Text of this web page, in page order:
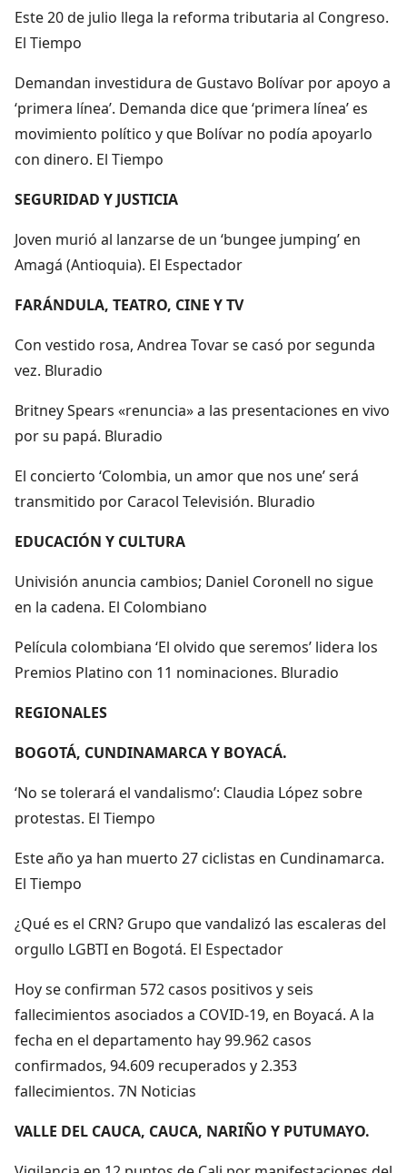
Este 20 de julio llega la reforma tributaria al Congreso.
El Tiempo
Demandan investidura de Gustavo Bolívar por apoyo a
‘primera línea’. Demanda dice que ‘primera línea’ es
movimiento político y que Bolívar no podía apoyarlo
con dinero. El Tiempo
SEGURIDAD Y JUSTICIA
Joven murió al lanzarse de un ‘bungee jumping’ en
Amagá (Antioquia). El Espectador
FARÁNDULA, TEATRO, CINE Y TV
Con vestido rosa, Andrea Tovar se casó por segunda
vez. Bluradio
Britney Spears «renuncia» a las presentaciones en vivo
por su papá. Bluradio
El concierto ‘Colombia, un amor que nos une’ será
transmitido por Caracol Televisión. Bluradio
EDUCACIÓN Y CULTURA
Univisión anuncia cambios; Daniel Coronell no sigue
en la cadena. El Colombiano
Película colombiana ‘El olvido que seremos’ lidera los
Premios Platino con 11 nominaciones. Bluradio
REGIONALES
BOGOTÁ, CUNDINAMARCA Y BOYACÁ.
‘No se tolerará el vandalismo’: Claudia López sobre
protestas. El Tiempo
Este año ya han muerto 27 ciclistas en Cundinamarca.
El Tiempo
¿Qué es el CRN? Grupo que vandalizó las escaleras del
orgullo LGBTI en Bogotá. El Espectador
Hoy se confirman 572 casos positivos y seis
fallecimientos asociados a COVID-19, en Boyacá. A la
fecha en el departamento hay 99.962 casos
confirmados, 94.609 recuperados y 2.353
fallecimientos. 7N Noticias
VALLE DEL CAUCA, CAUCA, NARIÑO Y PUTUMAYO.